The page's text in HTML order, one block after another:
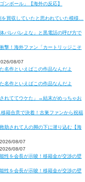
ンボール」【海外の反応】
買収していたと思われていた模様…
バレバレよな」と黒電話の呼び方で
撃！海外ファン「カートリッジこそ
08/07
名作といえばこの作品なんだよ
名作といえばこの作品なんだよ
れててウケた」→結末がめっちゃお
籍合意で決着！古巣ファンから祝福
助されて人の脚の下に潜り込む【海
2026/08/07
2026/08/07
性を会長が示唆！移籍金が交渉の壁
性を会長が示唆！移籍金が交渉の壁